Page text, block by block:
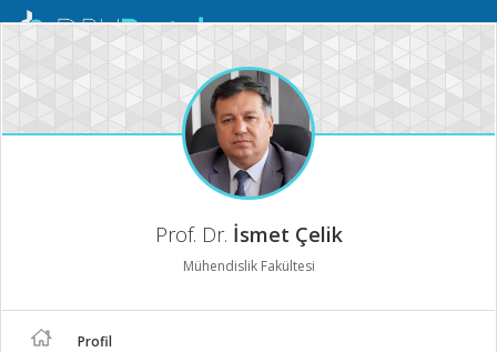
Mobil
Prof. Dr. İsmet Çelik
Mühendislik Fakültesi
Profil